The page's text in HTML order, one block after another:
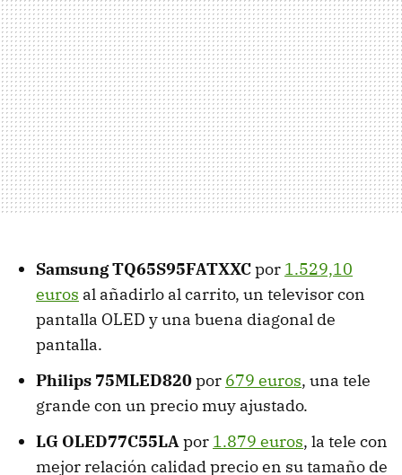
Samsung TQ65S95FATXXCpor 1.529,10
euros al añadirlo al carrito, un televisor con
pantalla OLED y una buena diagonal de
pantalla.
Philips 75MLED820por 679 euros, una tele
grande con un precio muy ajustado.
LG OLED77C55LApor 1.879 euros, la tele con
mejor relación calidad precio en su tamaño de